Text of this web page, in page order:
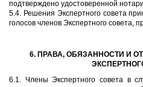
подтверждено удостоверенной
5.4. Решения Экспертного совета
голосов членов Экспертного совета,
6. ПРАВА, ОБЯЗАННОСТИ И
6.1. Члены Экспертного совета в